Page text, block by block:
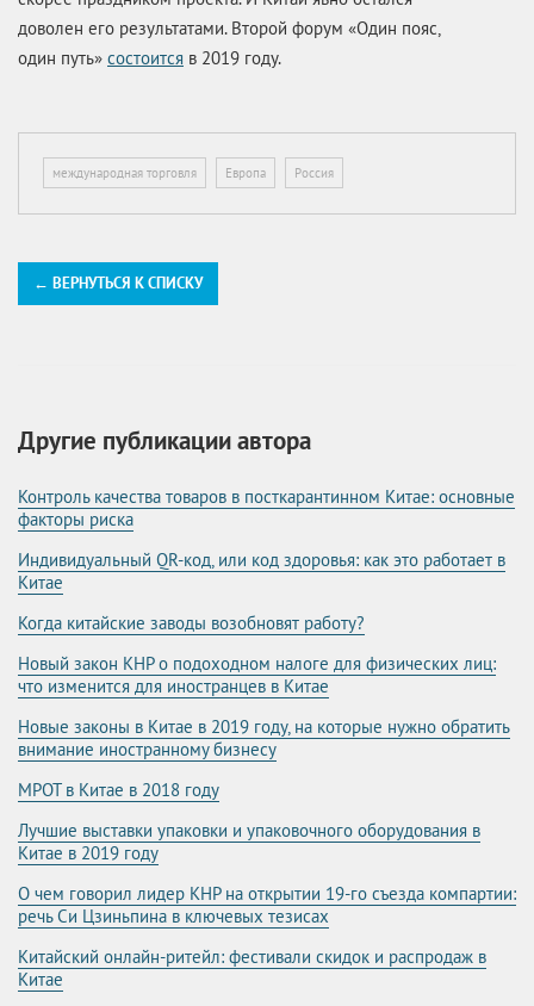
доволен его результатами. Второй форум «Один пояс,
один путь» состоится в 2019 году.
международная торговля Европа Россия
← ВЕРНУТЬСЯ К СПИСКУ
Другие публикации автора
Контроль качества товаров в посткарантинном Китае: основные
факторы риска
Индивидуальный QR-код, или код здоровья: как это работает в
Китае
Когда китайские заводы возобновят работу?
Новый закон КНР о подоходном налоге для физических лиц:
что изменится для иностранцев в Китае
Новые законы в Китае в 2019 году, на которые нужно обратить
внимание иностранному бизнесу
МРОТ в Китае в 2018 году
Лучшие выставки упаковки и упаковочного оборудования в
Китае в 2019 году
О чем говорил лидер КНР на открытии 19-го съезда компартии:
речь Си Цзиньпина в ключевых тезисах
Китайский онлайн-ритейл: фестивали скидок и распродаж в
Китае